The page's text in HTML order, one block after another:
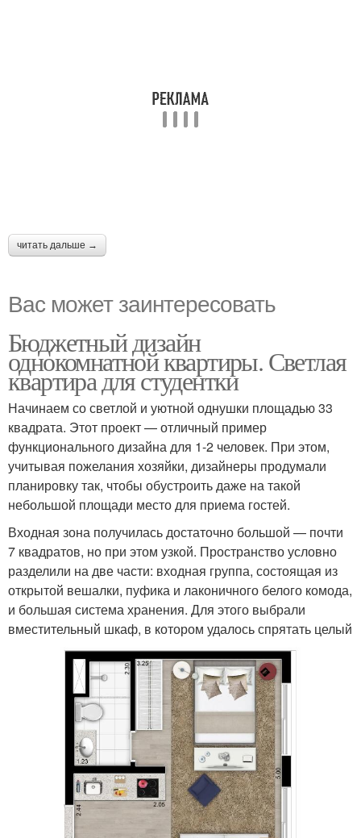
читать дальше →
Вас может заинтересовать
Бюджетный дизайн
однокомнатной квартиры. Светлая
квартира для студентки
Начинаем со светлой и уютной однушки площадью 33
квадрата. Этот проект — отличный пример
функционального дизайна для 1-2 человек. При этом,
учитывая пожелания хозяйки, дизайнеры продумали
планировку так, чтобы обустроить даже на такой
небольшой площади место для приема гостей.
Входная зона получилась достаточно большой — почти
7 квадратов, но при этом узкой. Пространство условно
разделили на две части: входная группа, состоящая из
открытой вешалки, пуфика и лаконичного белого комода,
и большая система хранения. Для этого выбрали
вместительный шкаф, в котором удалось спрятать целый